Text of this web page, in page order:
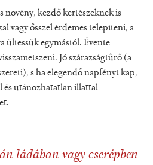
növény, kezdő kertészeknek is
vagy ősszel érdemes telepíteni, a
ültessük egymástól. Évente
Jó szárazságtűrő (a
s ha elegendő napfényt kap,
és utánozhatatlan illattal
ládában vagy cserépben